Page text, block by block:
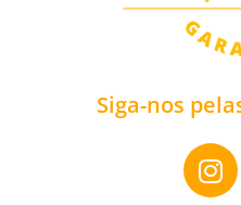
Siga-nos